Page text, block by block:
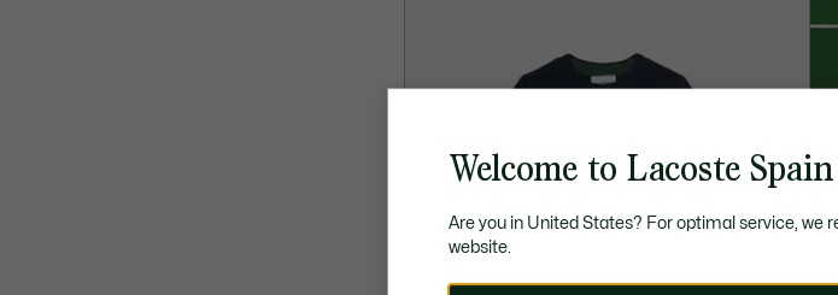
Welcome to Lacoste Spain
Are you in United States? For optimal service, we
website.